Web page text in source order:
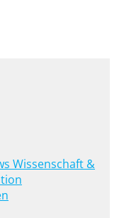
Wissenschaft &